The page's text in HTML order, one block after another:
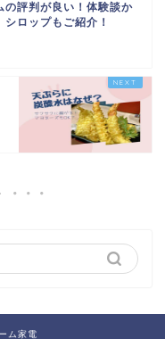
の評判が良い！体験談か
ロップもご紹介！
ム家電